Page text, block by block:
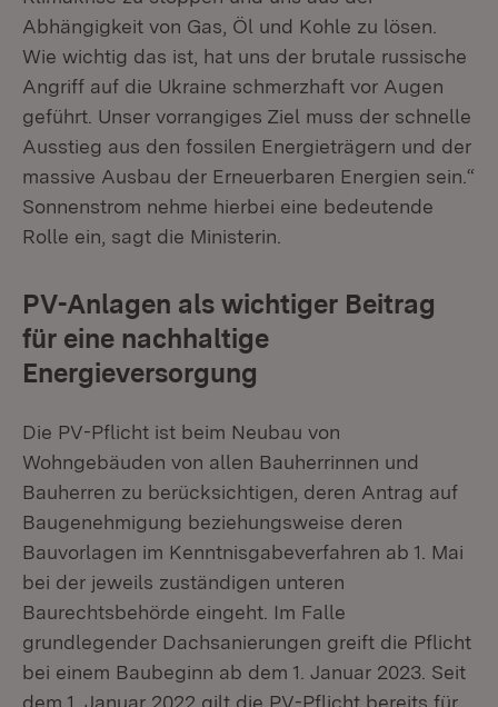
Abhängigkeit von Gas, Öl und Kohle zu lösen.
Wie wichtig das ist, hat uns der brutale russische
Angriff auf die Ukraine schmerzhaft vor Augen
geführt. Unser vorrangiges Ziel muss der schnelle
Ausstieg aus den fossilen Energieträgern und der
massive Ausbau der Erneuerbaren Energien sein.“
Sonnenstrom nehme hierbei eine bedeutende
Rolle ein, sagt die Ministerin.
PV-Anlagen als wichtiger Beitrag
für eine nachhaltige
Energieversorgung
Die PV-Pflicht ist beim Neubau von
Wohngebäuden von allen Bauherrinnen und
Bauherren zu berücksichtigen, deren Antrag auf
Baugenehmigung beziehungsweise deren
Bauvorlagen im Kenntnisgabeverfahren ab 1. Mai
bei der jeweils zuständigen unteren
Baurechtsbehörde eingeht. Im Falle
grundlegender Dachsanierungen greift die Pflicht
bei einem Baubeginn ab dem 1. Januar 2023. Seit
dem 1. Januar 2022 gilt die PV-Pflicht bereits für